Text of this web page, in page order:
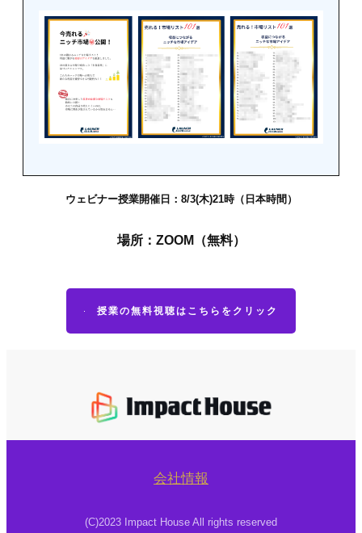
ウェビナー授業開催日：8/3(木)21時（日本時間）
場所：ZOOM（無料）
授業の無料視聴はこちらをクリック
会社情報
(C)2023 Impact House All rights reserved